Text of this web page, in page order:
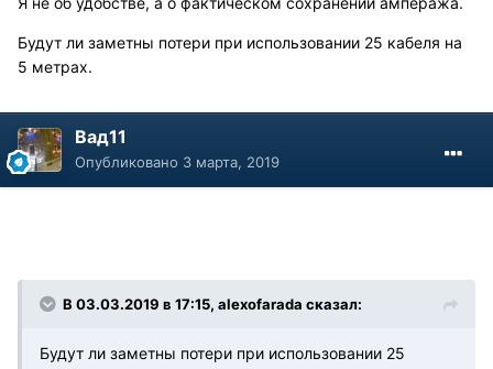
Будут ли заметны потери при использовании 25 кабеля на
5 метрах.
Вад11
Опубликовано 3 марта, 2019
В 03.03.2019 в 17:15, alexofarada сказал:
Будут ли заметны потери при использовании 25